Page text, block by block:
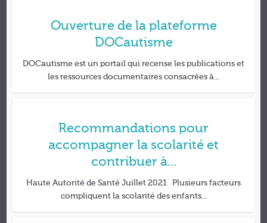
Ouverture de la plateforme
DOCautisme
DOCautisme est un portail qui recense les publications et
les ressources documentaires consacrées à...
Recommandations pour
accompagner la scolarité et
contribuer à...
Haute Autorité de Santé Juillet 2021 Plusieurs facteurs
compliquent la scolarité des enfants...